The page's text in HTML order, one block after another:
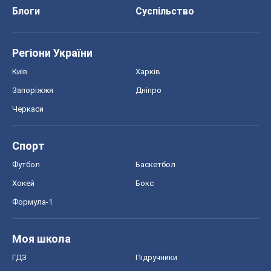
Блоги
Суспільство
Регіони України
Київ Харків
Запоріжжя Дніпро
Черкаси
Спорт
Футбол Баскетбол
Хокей Бокс
Формула-1
Моя школа
ГДЗ Підручники